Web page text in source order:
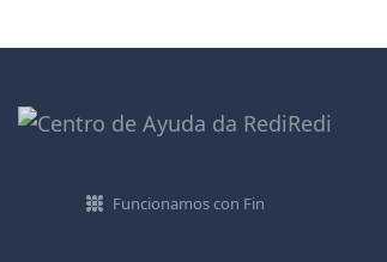
Funcionamos con Fin